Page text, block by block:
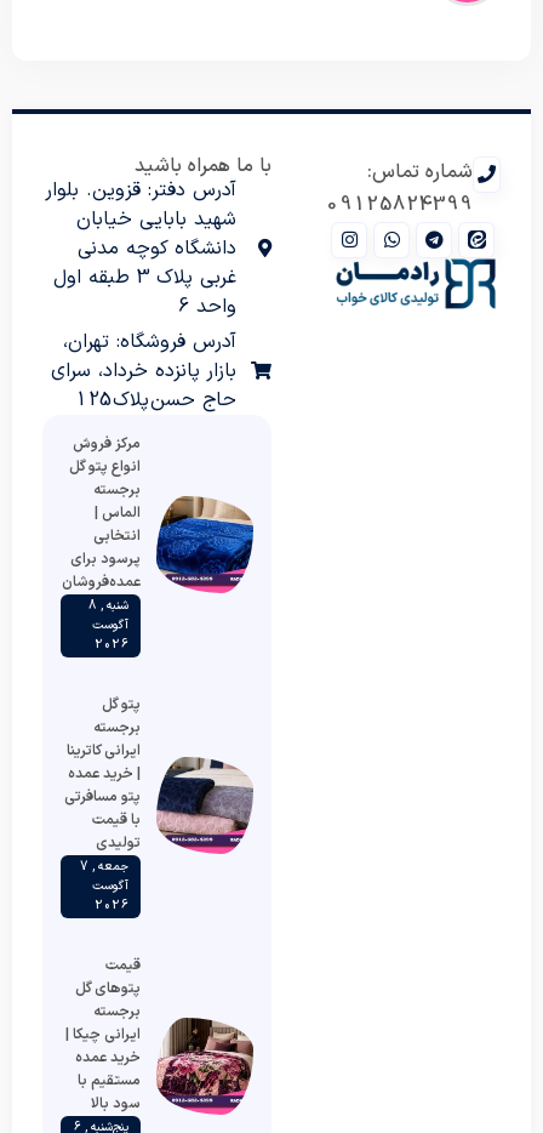
شماره تماس:
09125824399
با ما همراه باشید
آدرس دفتر: قزوین. بلوار
شهید بابایی خیابان
دانشگاه کوچه مدنی
غربی پلاک 3 طبقه اول
واحد 6
آدرس فروشگاه: تهران،
بازار پانزده خرداد، سرای
حاج حسن پلاک 125
مرکز فروش
انواع پتو گل
برجسته
الماس |
انتخابی
پرسود برای
عمده‌فروشان
شنبه , 8
آگوست
2026
پتو گل
برجسته
ایرانی کاترینا
| خرید عمده
پتو مسافرتی
با قیمت
تولیدی
جمعه , 7
آگوست
2026
قیمت
پتوهای گل
برجسته
ایرانی چیکا |
خرید عمده
مستقیم با
سود بالا
پنج‌شنبه , 6